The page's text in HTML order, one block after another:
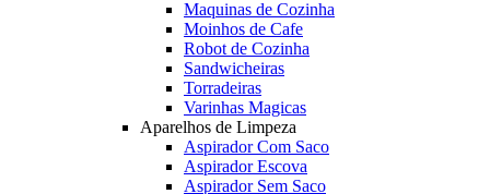
Maquinas de Cozinha
Moinhos de Cafe
Robot de Cozinha
Sandwicheiras
Torradeiras
Varinhas Magicas
Aparelhos de Limpeza
Aspirador Com Saco
Aspirador Escova
Aspirador Sem Saco